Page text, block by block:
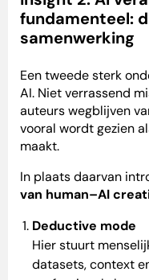
fundamenteel:
samenwerking
Een tweede sterk
AI. Niet verrassend
auteurs wegblijven
vooral wordt gezien
maakt.
In plaats daarvan
van human–AI
Deductive mode
Hier stuurt
datasets, context